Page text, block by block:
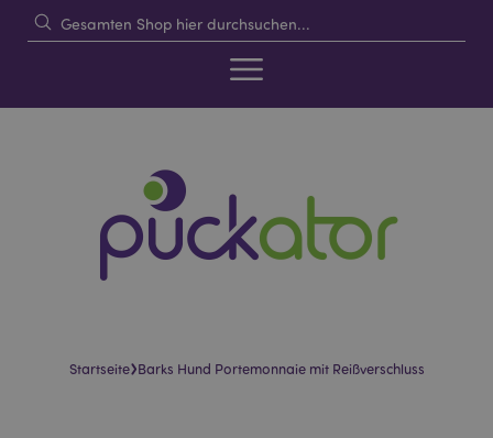
Startseite›Barks Hund Portemonnaie mit Reißverschluss